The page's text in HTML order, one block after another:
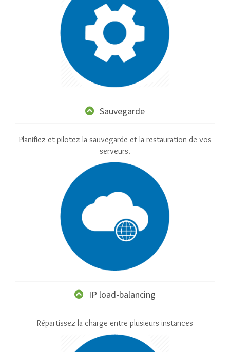
Sauvegarde
Planifiez et pilotez la sauvegarde et la restauration de vos
serveurs.
IP load-balancing
Répartissez la charge entre plusieurs instances